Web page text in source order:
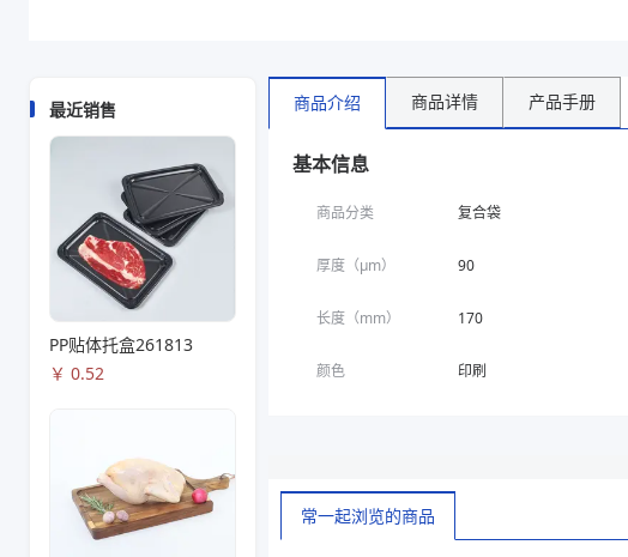
最近销售
PP贴体托盒261813
￥ 0.52
商品介绍 商品详情 产品手册
基本信息
商品分类 复合袋
厚度（μm） 90
长度（mm） 170
颜色 印刷
常一起浏览的商品